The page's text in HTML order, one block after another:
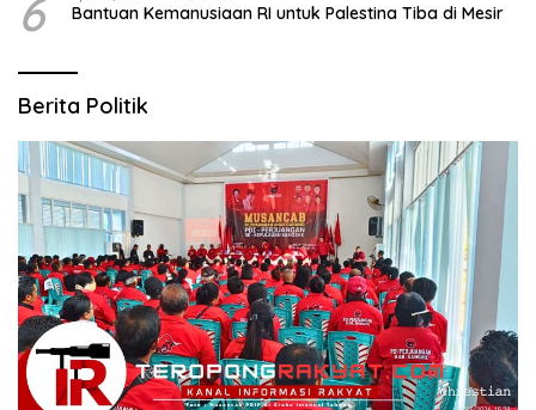
6 Bantuan Kemanusiaan RI untuk Palestina Tiba di Mesir
Berita Politik